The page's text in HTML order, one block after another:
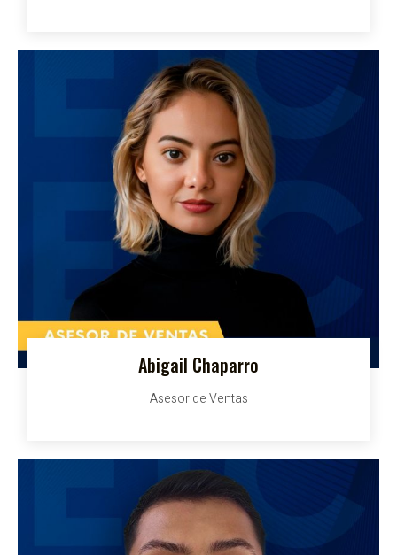
Abigail Chaparro
Asesor de Ventas